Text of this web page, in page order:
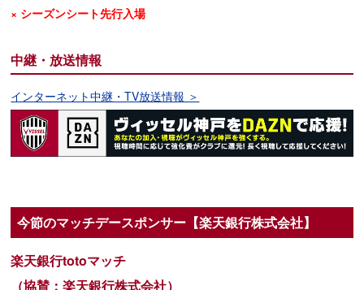
× シーズンシート先行入場
中継・放送情報
インターネット中継・TV放送情報 ＞
今節のマッチデースポンサー【楽天銀行株式会社】
楽天銀行totoマッチ
（協賛：楽天銀行株式会社）